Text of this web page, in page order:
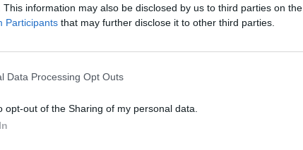
This information may also be disclosed by us to third parties on the
Participants that may further disclose it to other third parties.
Data Processing Opt Outs
opt-out of the Sharing of my personal data.
κερδίσει το πλάγιο.
σουτάρει! Δεν βρήκε στόχο...άουτ.
''Bergamo''.